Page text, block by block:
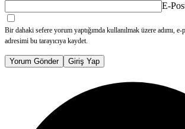
E-
Bir dahaki sefere yorum yaptığımda kullanılmak üzere adımı,
adresimi bu tarayıcıya kaydet.
Yorum Gönder Giriş Yap